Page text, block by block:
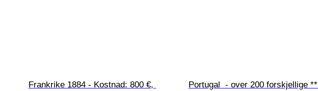
Frankrike 1884 - Kostnad: 800 €,
Portugal  - over 200 forskjellige **